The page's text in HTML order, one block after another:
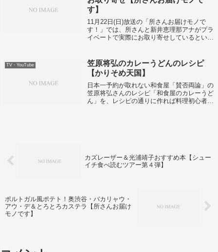
す】
11月22日(日)放送の「所さんお届けモノで
す！」では、所さんと新井恵理那アナがプラ
イベートで実際にお取り寄せしているとい
せをした、栃木県矢板市の「かじりん＆か...
TV・YouTube
笠原将弘のカレーうどんのレシピ
【かりそめ天国】
日本一予約が取れない和食屋「賛否両論」の
笠原将弘さんのレシピ「和食屋のカレーうど
ん」を、レシピの通りに作れば料理初心者で
カズレーザー＆光浦靖子おすすめ本【シュー
イチ食べ読むツアー第４弾】
ポルトガル風ポテト！奥渋谷・バカリャウ・
アウ・デ＆とろとろカステラ【所さんお届け
モノです】